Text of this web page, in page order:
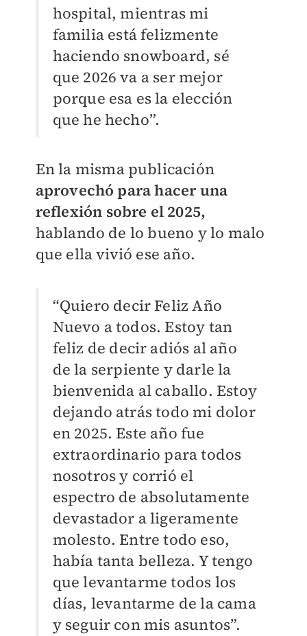
hospital, mientras mi
familia está felizmente
haciendo snowboard, sé
que 2026 va a ser mejor
porque esa es la elección
que he hecho”.
En la misma publicación
aprovechó para hacer una
reflexión sobre el 2025,
hablando de lo bueno y lo malo
que ella vivió ese año.
“Quiero decir Feliz Año
Nuevo a todos. Estoy tan
feliz de decir adiós al año
de la serpiente y darle la
bienvenida al caballo. Estoy
dejando atrás todo mi dolor
en 2025. Este año fue
extraordinario para todos
nosotros y corrió el
espectro de absolutamente
devastador a ligeramente
molesto. Entre todo eso,
había tanta belleza. Y tengo
que levantarme todos los
días, levantarme de la cama
y seguir con mis asuntos”.